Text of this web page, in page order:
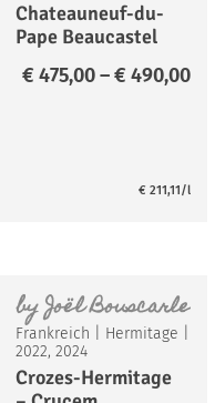
Chateauneuf-du-
Pape Beaucastel
Jacques Perrin*
€ 475,00–€ 490,00
€ 211,11 /l
byJoël Bouscarle
Frankreich Hermitage
2022, 2024
Crozes-Hermitage